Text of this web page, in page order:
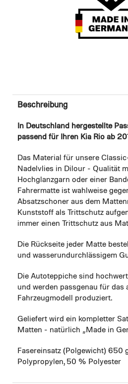
Beschreibung
In Deutschland hergestellte
passend für Ihren Kia Rio ab
Das Material für unsere
Nadelvlies in Dilour - Qualität
Hochglanzgarn oder einer
Fahrermatte ist wahlweise
Absatzschoner aus dem
Kunststoff als Trittschutz
immer einen Trittschutz aus
Die Rückseite jeder Matte
und wasserundurchlässigem
Die Autoteppiche sind
und werden passgenau für das
Fahrzeugmodell produziert.
Geliefert wird ein kompletter
Matten - natürlich „Made in
Fasereinsatz (Polgewicht) 650
Polypropylen, 50 % Polyester